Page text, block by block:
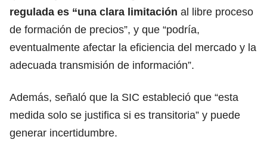
regulada es “una clara limitación al libre proceso
de formación de precios”, y que “podría,
eventualmente afectar la eficiencia del mercado y la
adecuada transmisión de información”.
Además, señaló que la SIC estableció que “esta
medida solo se justifica si es transitoria” y puede
generar incertidumbre.